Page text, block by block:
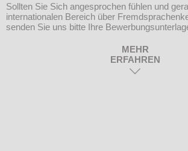
Sollten Sie Sich angesprochen fühlen und
internationalen Bereich über
senden Sie uns bitte Ihre
MEHR
ERFAHREN